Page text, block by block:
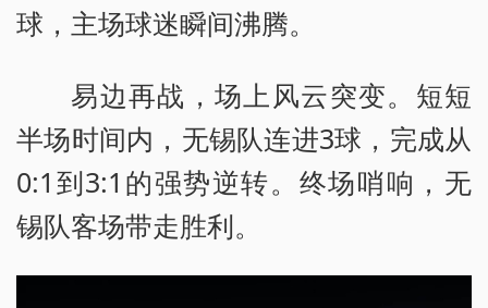
球，主场球迷瞬间沸腾。
易边再战，场上风云突变。短短
半场时间内，无锡队连进3球，完成从
0:1到3:1的强势逆转。终场哨响，无
锡队客场带走胜利。